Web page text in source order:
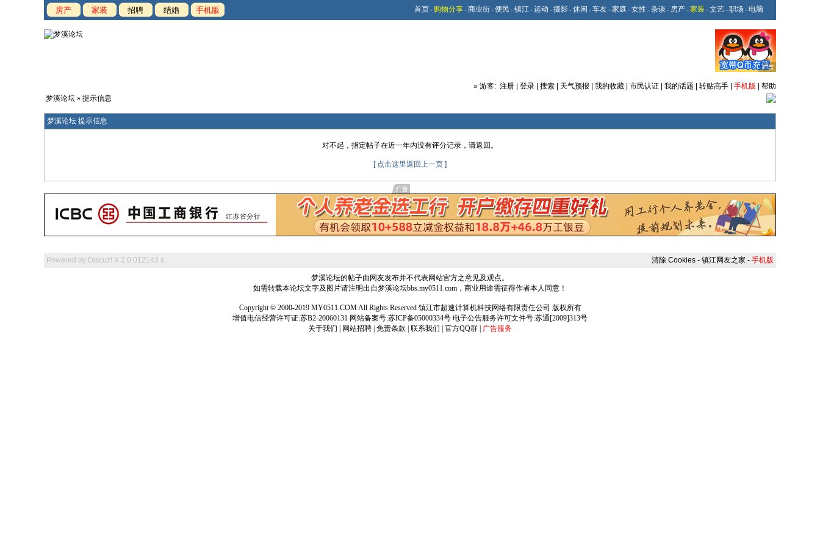
房产 家装 招聘 结婚 手机版 首页- 购物分享-商业街-便民 -镇江-运动 -摄影-休闲 -车友-家庭 -女性 -杂谈 - 房产-家装 -文艺-职场 - 电脑
» 游客: 注册 登录 搜索 天气预报 我的收藏 市民认证 我的话题 转贴高手 手机版
帮助
梦溪论坛 » 提示信息
梦溪论坛 提示信息
对不起，指定帖子在近一年内没有评分记录，请返回。
[ 点击这里返回上一页 ]
Powered by Discuz! X 2 0.012143 s 清除 Cookies - 镇江网友之家 - 手机版
梦溪论坛的帖子由网友发布并不代表网站官方之意见及观点。
如需转载本论坛文字及图片请注明出自梦溪论坛bbs.my0511.com，商业用途需征得作者本人同意！
Copyright © 2000-2019 MY0511.COM All Rights Reserved 镇江市超速计算机科技网络有限责任公司 版权所有
增值电信经营许可证:苏B2-20060131 网站备案号:苏ICP备05000334号 电子公告服务许可文件号:苏通[2009]313号
关于我们
网站招聘 免责条款 联系我们 官方QQ群 广告服务